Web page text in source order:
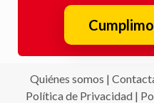
Quiénes somos |
Política de Privacidad|